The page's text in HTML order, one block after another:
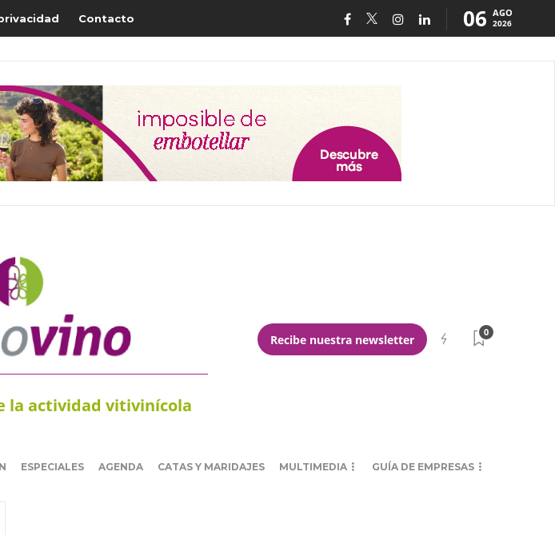
Contacto 06 AGO
2026
la actividad vitivinícola
Recibe nuestra newsletter
0
ESPECIALES AGENDA CATAS Y MARIDAJES MULTIMEDIA GUÍA DE EMPRESAS